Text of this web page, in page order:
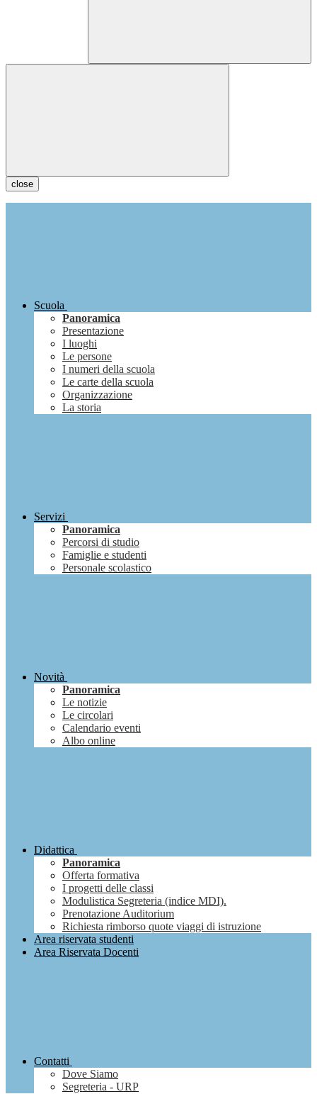
close
Scuola
Panoramica
Presentazione
I luoghi
Le persone
I numeri della scuola
Le carte della scuola
Organizzazione
La storia
Servizi
Panoramica
Percorsi di studio
Famiglie e studenti
Personale scolastico
Novità
Panoramica
Le notizie
Le circolari
Calendario eventi
Albo online
Didattica
Panoramica
Offerta formativa
I progetti delle classi
Modulistica Segreteria (indice MDI).
Prenotazione Auditorium
Richiesta rimborso quote viaggi di istruzione
Area riservata studenti
Area Riservata Docenti
Contatti
Dove Siamo
Segreteria - URP